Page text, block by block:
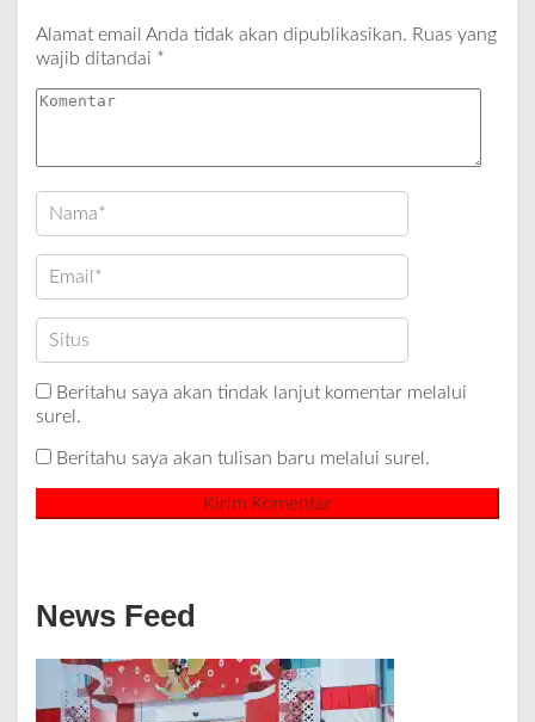
Alamat email Anda tidak akan dipublikasikan. Ruas yang
wajib ditandai *
Beritahu saya akan tindak lanjut komentar melalui
surel.
Beritahu saya akan tulisan baru melalui surel.
News Feed